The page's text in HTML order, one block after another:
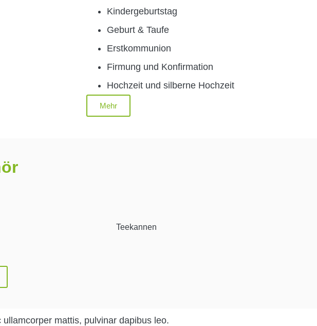
Kindergeburtstag
Geburt & Taufe
Erstkommunion
Firmung und Konfirmation
Hochzeit und silberne Hochzeit
Mehr
Teekannen
mattis, pulvinar dapibus leo.